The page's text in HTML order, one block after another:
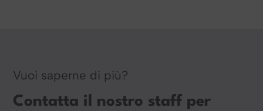
Vuoi saperne di più?
Contatta il nostro staff per